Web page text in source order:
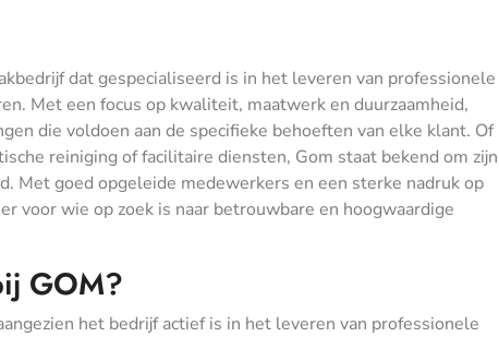
dat gespecialiseerd is in het leveren van professionele
Met een focus op kwaliteit, maatwerk en duurzaamheid,
die voldoen aan de specifieke behoeften van elke klant. Of
reiniging of facilitaire diensten, Gom staat bekend om zijn
Met goed opgeleide medewerkers en een sterke nadruk op
voor wie op zoek is naar betrouwbare en hoogwaardige
GOM?
het bedrijf actief is in het leveren van professionele